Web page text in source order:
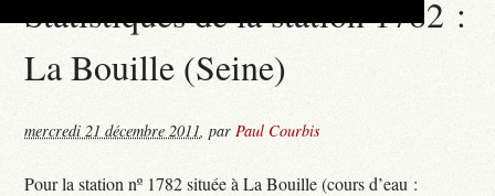
Statistiques de la station 1782 :
La Bouille (Seine)
mercredi 21 décembre 2011,parPaul Courbis
Pour la station nº 1782 située à La Bouille (cours d’eau :